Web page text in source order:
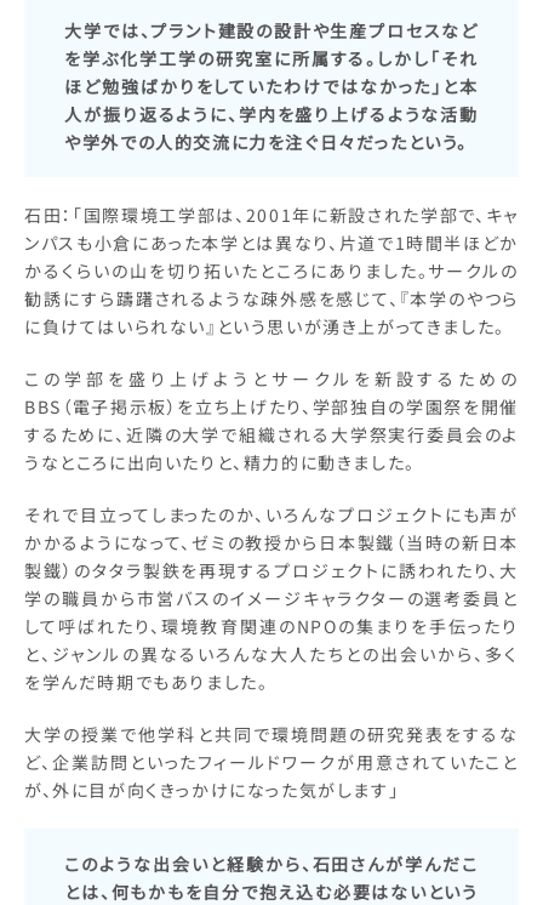
大学では、プラント建設の設計や生産プロセスなど
を学ぶ化学工学の研究室に所属する。しかし「それ
ほど勉強ばかりをしていたわけではなかった」と本
人が振り返るように、学内を盛り上げるような活動
や学外での人的交流に力を注ぐ日々だったという。
石田：「国際環境工学部は、2001年に新設された学部で、キャ
ンパスも小倉にあった本学とは異なり、片道で1時間半ほどか
かるくらいの山を切り拓いたところにありました。サークルの
勧誘にすら躊躇されるような疎外感を感じて、『本学のやつら
に負けてはいられない』という思いが湧き上がってきました。
この学部を盛り上げようとサークルを新設するための
BBS（電子掲示板）を立ち上げたり、学部独自の学園祭を開催
するために、近隣の大学で組織される大学祭実行委員会のよ
うなところに出向いたりと、精力的に動きました。
それで目立ってしまったのか、いろんなプロジェクトにも声が
かかるようになって、ゼミの教授から日本製鐵（当時の新日本
製鐵）のタタラ製鉄を再現するプロジェクトに誘われたり、大
学の職員から市営バスのイメージキャラクターの選考委員と
して呼ばれたり、環境教育関連のNPOの集まりを手伝ったり
と、ジャンルの異なるいろんな大人たちとの出会いから、多く
を学んだ時期でもありました。
大学の授業で他学科と共同で環境問題の研究発表をするな
ど、企業訪問といったフィールドワークが用意されていたこと
が、外に目が向くきっかけになった気がします」
このような出会いと経験から、石田さんが学んだこ
とは、何もかもを自分で抱え込む必要はないという